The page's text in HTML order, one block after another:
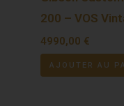
200 – VOS
4990,00 €
AJOUTER AU